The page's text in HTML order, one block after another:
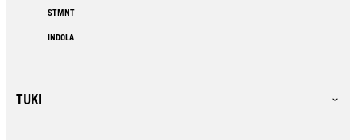
STMNT
INDOLA
TUKI